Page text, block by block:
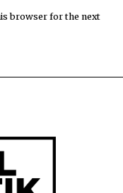
browser for the next